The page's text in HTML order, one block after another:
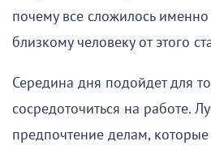
почему все сложилось
близкому человеку от этого
Середина дня подойдет для
сосредоточиться на работе.
предпочтение делам, которые